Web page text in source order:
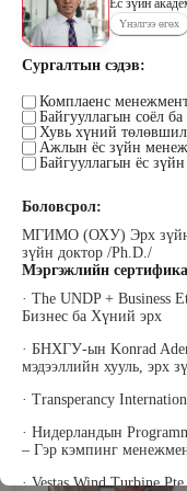
Ёс зүйн
Үнэлгээ өгөх
Сургалтын сэдэв:
Комплаенс
Байгууллагын соёл
Хувь хүний төлөвшил
Ажлын ёс зүйн
Байгууллагын ёс
Боловсрол:
МГИМО (ОХУ) Эрх зүйн
зүйн доктор /Ph.D./
Мэргэжлийн
· The UNDP + Business
Бизнес ба Хүний эрх
· БНХГУ-ын Konrad
мэдээллийн хууль, эрх
· Transperancy
· Нидерландын
– Гэр кэмпинг
· Vestas Wind Turbine
Наран анд консалтинг”
Захирал
Уранбор Сэмбэрүү
Прус Центр ХХК-ийн
шинжилгээ үнэлгээний
ISO4500; ISO9001
тогтолцооны